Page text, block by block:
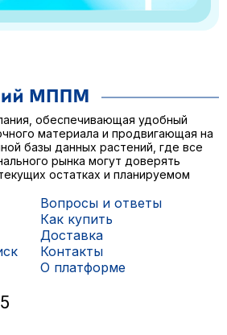
обеспечивающая удобный
материала и продвигающая на
базы данных растений, где все
рынка могут доверять
остатках и планируемом
Вопросы и ответы
Как купить
Доставка
Контакты
О платформе